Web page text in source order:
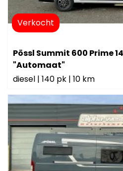
Verkocht
Pössl Summit 600 Prime
"Automaat"
diesel | 140 pk | 10 km